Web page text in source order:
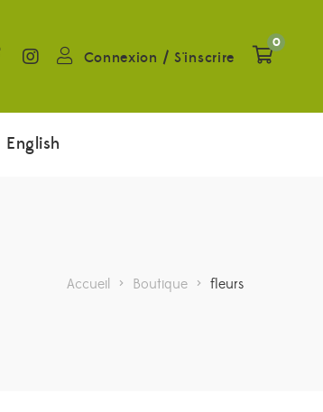
Connexion / S'inscrire
0
English
Accueil > Boutique > fleurs